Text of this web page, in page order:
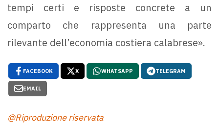
tempi certi e risposte concrete a un
comparto che rappresenta una parte
rilevante dell’economia costiera calabrese».
FACEBOOK X WHATSAPP TELEGRAM
EMAIL
@Riproduzione riservata